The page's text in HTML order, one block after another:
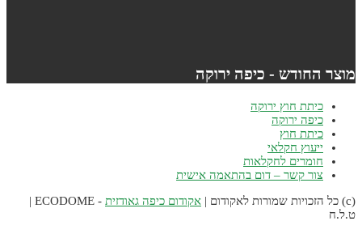
החודש - כיפה ירוקה
כיתת חוץ ירוקה
כיפה ירוקה
כיתת חוץ
ייעוץ חקלאי
חומרים לחקלאות
צור קשר – דום בהתאמה אישית
אקודום כיפה גאודזית
- ECODOME |